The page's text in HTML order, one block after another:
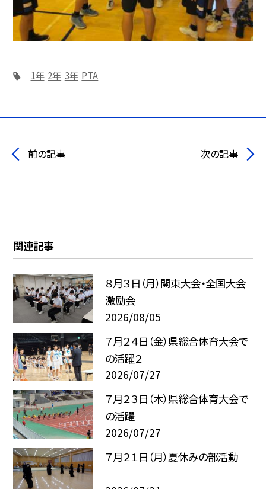
1年 2年 3年 PTA
前の記事 次の記事
関連記事
８月３日（月）関東大会・全国大会
激励会
2026/08/05
７月２４日（金）県総合体育大会で
の活躍２
2026/07/27
７月２３日（木）県総合体育大会で
の活躍
2026/07/27
７月２１日（月）夏休みの部活動